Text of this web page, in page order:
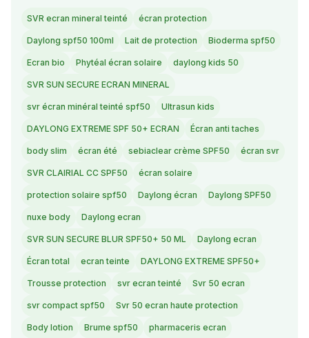
SVR ecran mineral teinté écran protection
Daylong spf50 100ml Lait de protection Bioderma spf50
Ecran bio Phytéal écran solaire daylong kids 50
SVR SUN SECURE ECRAN MINERAL
svr écran minéral teinté spf50 Ultrasun kids
DAYLONG EXTREME SPF 50+ ECRAN Écran anti taches
body slim écran été sebiaclear crème SPF50 écran svr
SVR CLAIRIAL CC SPF50 écran solaire
protection solaire spf50 Daylong écran Daylong SPF50
nuxe body Daylong ecran
SVR SUN SECURE BLUR SPF50+ 50 ML Daylong ecran
Écran total ecran teinte DAYLONG EXTREME SPF50+
Trousse protection svr ecran teinté Svr 50 ecran
svr compact spf50 Svr 50 ecran haute protection
Body lotion Brume spf50 pharmaceris ecran